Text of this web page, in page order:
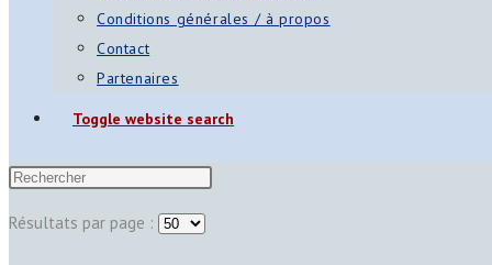
Conditions générales / à propos
Contact
Partenaires
Toggle website search
Résultats par page :